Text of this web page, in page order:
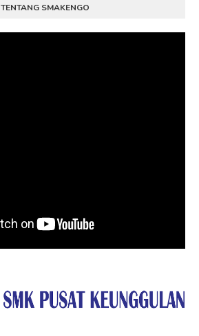
TENTANG SMAKENGO